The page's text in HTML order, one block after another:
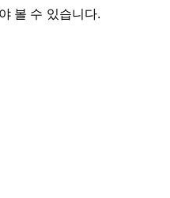
볼 수 있습니다.